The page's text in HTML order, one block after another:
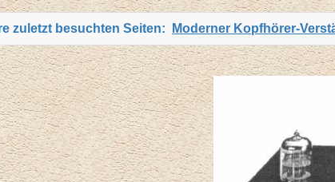
zuletzt besuchten Seiten: Moderner Kopfhörer-